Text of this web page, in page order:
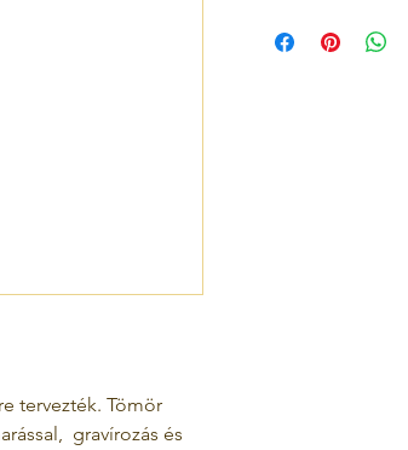
tervezték. Tömör
gravírozás és